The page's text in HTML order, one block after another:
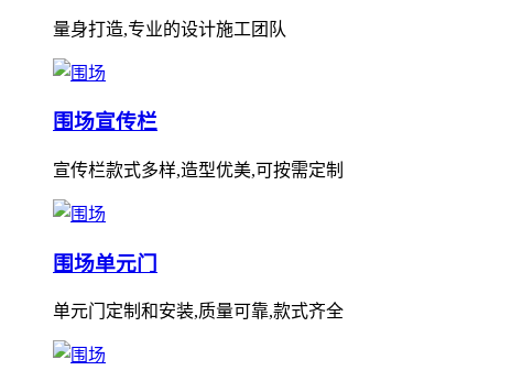
量身打造,专业的设计施工团队
围场宣传栏
宣传栏款式多样,造型优美,可按需定制
围场单元门
单元门定制和安装,质量可靠,款式齐全